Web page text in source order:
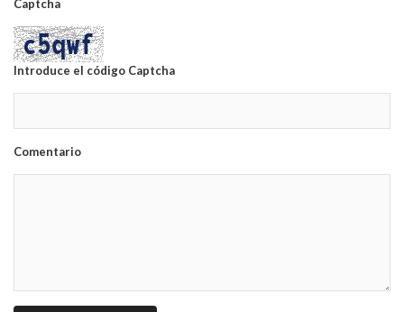
Captcha
Introduce el código Captcha
Comentario